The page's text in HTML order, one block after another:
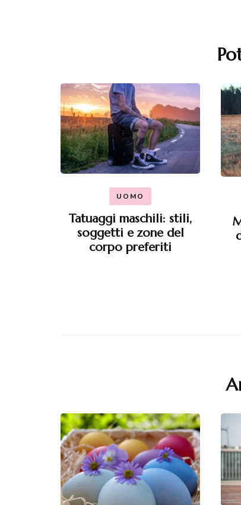
UOMO
Tatuaggi maschili: stili,
soggetti e zone del
corpo preferiti